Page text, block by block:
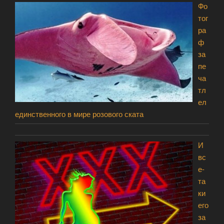
Фо
тог
ра
ф
за
пе
ча
тл
ел
единственного в мире розового ската
И
вс
е-
та
ки
его
за